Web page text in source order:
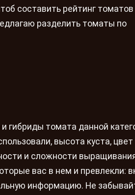
составить рейтинг томатов
разделить томаты по
гибриды томата данной
высота куста, цвет
и сложности
вас в нем и превлекли:
информацию. Не